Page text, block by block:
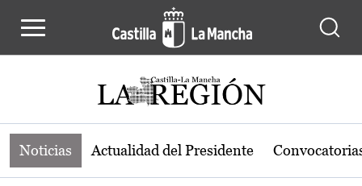
Noticias de la región de Castilla-La
Noticias Actualidad del Presidente